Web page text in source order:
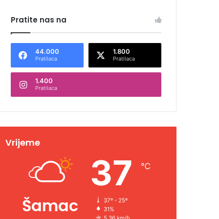
Pratite nas na
44.000
Pratilaca
1.800
Pratilaca
1.400
Pratilaca
Vrijeme
Šamac
37 ℃
37º - 25º
31%